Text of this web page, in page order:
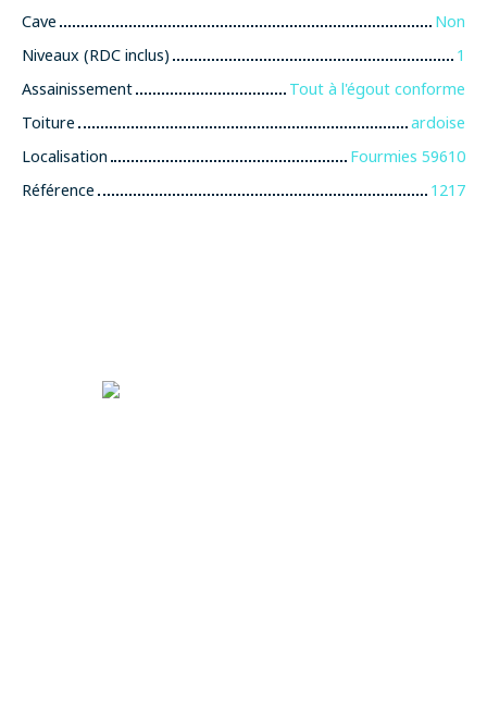
Cave
Non
Niveaux (RDC inclus)
1
Assainissement
Tout à l'égout conforme
Toiture
ardoise
Localisation
Fourmies 59610
Référence
1217